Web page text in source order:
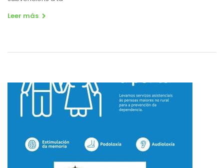
Leer más